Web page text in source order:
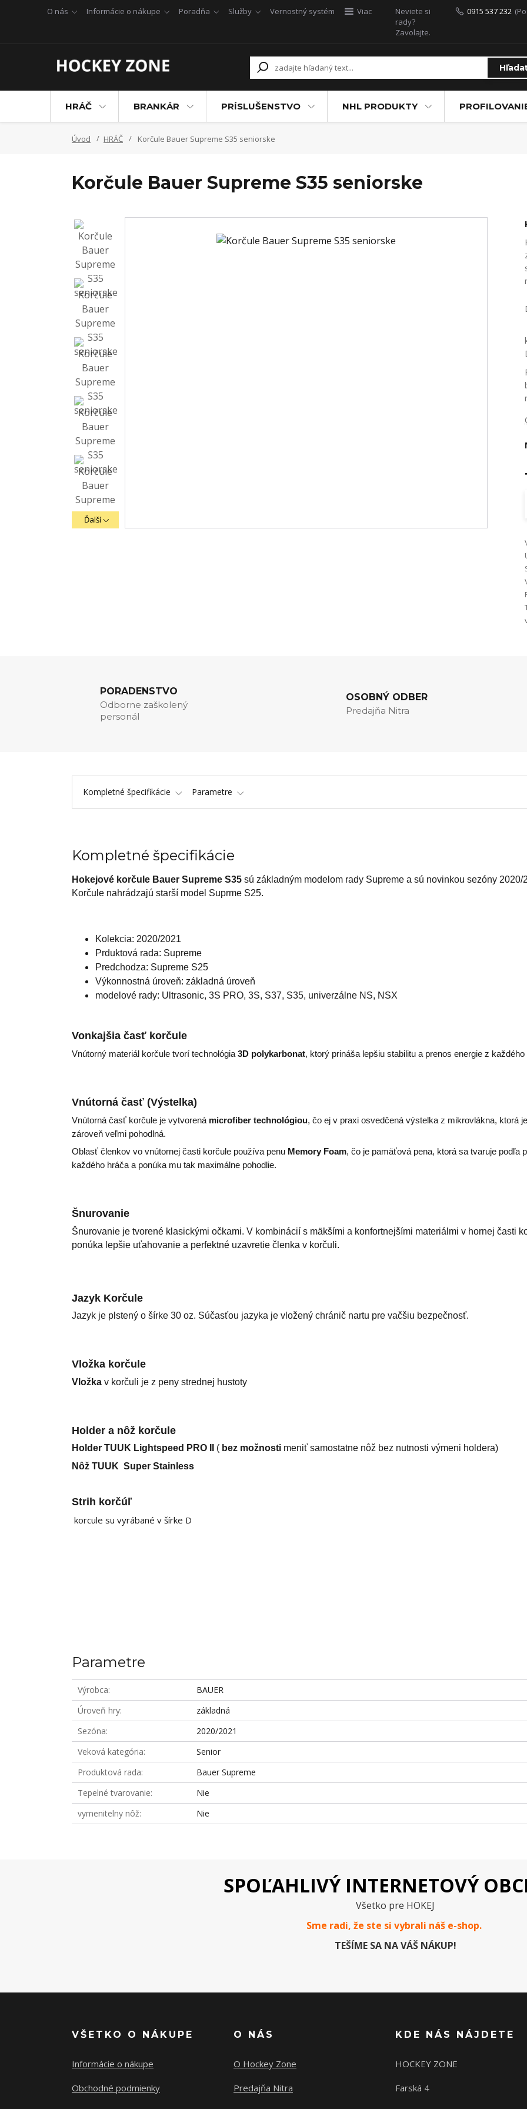
O nás Informácie o nákupe Poradňa Služby Vernostný systém Viac
Neviete si
rady?
Zavolajte.
0915 537 232
HRÁČ BRANKÁR PRÍSLUŠENSTVO NHL PRODUKTY
Úvod HRÁČ Korčule Bauer Supreme S35 seniorske
Korčule Bauer Supreme S35 seniorske
Ďalší
PORADENSTVO
Odborne zaškolený
personál
OSOBNÝ ODBER
Predajňa Nitra
Kompletné špecifikácie Parametre
Kompletné špecifikácie
Hokejové korčule Bauer Supreme S35 sú základným modelom rady Supreme a sú novinkou sezóny 2020/
Korčule nahrádzajú starší model Suprme S25.
Kolekcia: 2020/2021
Prduktová rada: Supreme
Predchodza: Supreme S25
Výkonnostná úroveň: základná úroveň
modelové rady: Ultrasonic, 3S PRO, 3S, S37, S35, univerzálne NS, NSX
Vonkajšia časť korčule
Vnútorný materiál korčule tvorí technológia 3D polykarbonat, ktorý prináša lepšiu stabilitu a prenos energie z každého
Vnútorná časť (Výstelka)
Vnútorná časť korčule je vytvorená microfiber technológiou, čo ej v praxi osvedčená výstelka z mikrovlákna, ktorá je
zároveň veľmi pohodlná.
Oblasť členkov vo vnútornej časti korčule používa penu Memory Foam, čo je pamäťová pena, ktorá sa tvaruje podľa
každého hráča a ponúka mu tak maximálne pohodlie.
Šnurovanie
Šnurovanie je tvorené klasickými očkami. V kombinácií s mäkšími a konfortnejšími materiálmi v hornej časti
ponúka lepšie uťahovanie a perfektné uzavretie členka v korčuli.
Jazyk Korčule
Jazyk je plstený o šírke 30 oz. Súčasťou jazyka je vložený chránič nartu pre vačšiu bezpečnosť.
Vložka korčule
Vložka v korčuli je z peny strednej hustoty
Holder a nôž korčule
Holder TUUK Lightspeed PRO II ( bez možnosti meniť samostatne nôž bez nutnosti výmeni holdera)
Nôž TUUK Super Stainless
Strih korčúľ
korcule su vyrábané v šírke D
Parametre
Výrobca
BAUER
Úroveň hry
základná
Sezóna
2020/2021
Veková kategória
Senior
Produktová rada
Bauer Supreme
Tepelné tvarovanie
Nie
vymenitelny nôž
Nie
SPOĽAHLIVÝ INTERNETOVÝ
Všetko pre HOKEJ
Sme radi, že ste si vybrali náš e-shop.
TEŠÍME SA NA VÁŠ NÁKUP!
VŠETKO O NÁKUPE
Informácie o nákupe
Obchodné podmienky
O NÁS
O Hockey Zone
Predajňa Nitra
KDE NÁS NÁJDETE
HOCKEY ZONE
Farská 4